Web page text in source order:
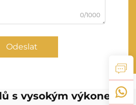
0/1000
Odeslat
s vysokým výkonem